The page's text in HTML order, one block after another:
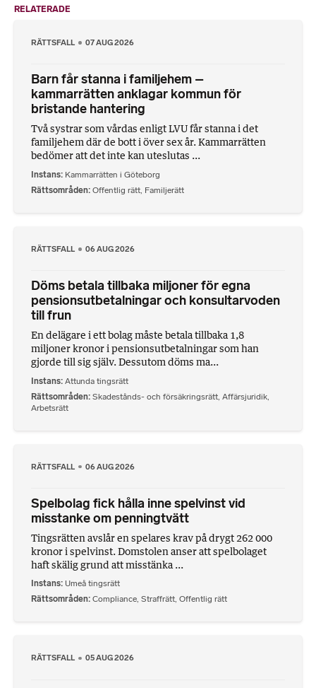
RELATERADE
RÄTTSFALL 07 AUG 2026
Barn får stanna i familjehem –
kammarrätten anklagar kommun för
bristande hantering
Två systrar som vårdas enligt LVU får stanna i det
familjehem där de bott i över sex år. Kammarrätten
bedömer att det inte kan uteslutas ...
Instans Kammarrätten i Göteborg
Rättsområden Offentlig rätt Familjerätt
RÄTTSFALL 06 AUG 2026
Döms betala tillbaka miljoner för egna
pensionsutbetalningar och konsultarvoden
till frun
En delägare i ett bolag måste betala tillbaka 1,8
miljoner kronor i pensionsutbetalningar som han
gjorde till sig själv. Dessutom döms ma...
Instans Attunda tingsrätt
Rättsområden Skadestånds- och försäkringsrätt Affärsjuridik
Arbetsrätt
RÄTTSFALL 06 AUG 2026
Spelbolag fick hålla inne spelvinst vid
misstanke om penningtvätt
Tingsrätten avslår en spelares krav på drygt 262 000
kronor i spelvinst. Domstolen anser att spelbolaget
haft skälig grund att misstänka ...
Instans Umeå tingsrätt
Rättsområden Compliance, Straffrätt, Offentlig rätt
RÄTTSFALL 05 AUG 2026